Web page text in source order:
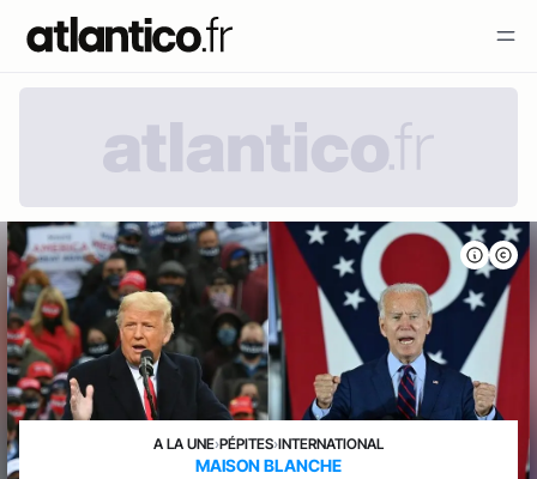
A LA UNE›PÉPITES›INTERNATIONAL
MAISON BLANCHE